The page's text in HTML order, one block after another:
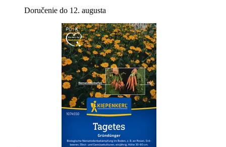
Doručenie do 12. augusta